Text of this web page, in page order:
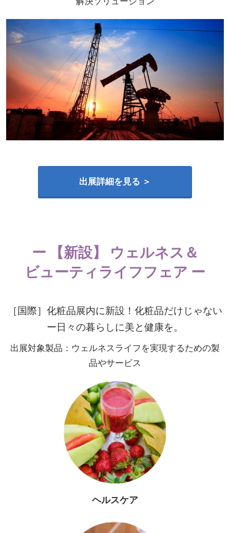
出展詳細を見る ＞
ー 【新設】 ウェルネス＆
ビューティライフフェア ー
［国際］化粧品展内に新設！化粧品だけじゃない
ー日々の暮らしに美と健康を。
出展対象製品：ウェルネスライフを実現するための製
品やサービス
ヘルスケア